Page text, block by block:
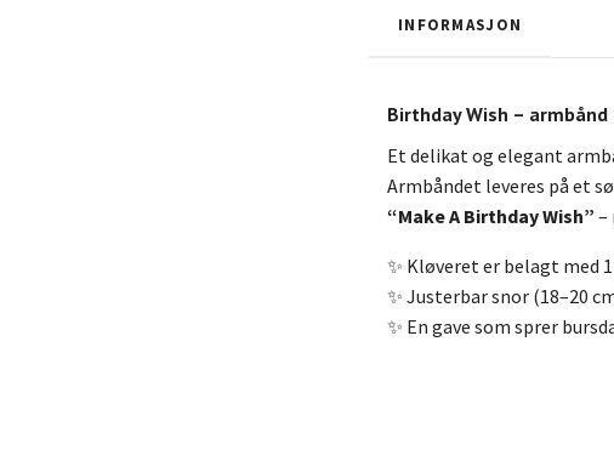
INFORMASJON
Birthday Wish –
Et delikat og elegant
Armbåndet leveres på et
“Make A Birthday Wish” –
✨ Kløveret er belagt med
✨ Justerbar snor (18–20
✨ En gave som sprer